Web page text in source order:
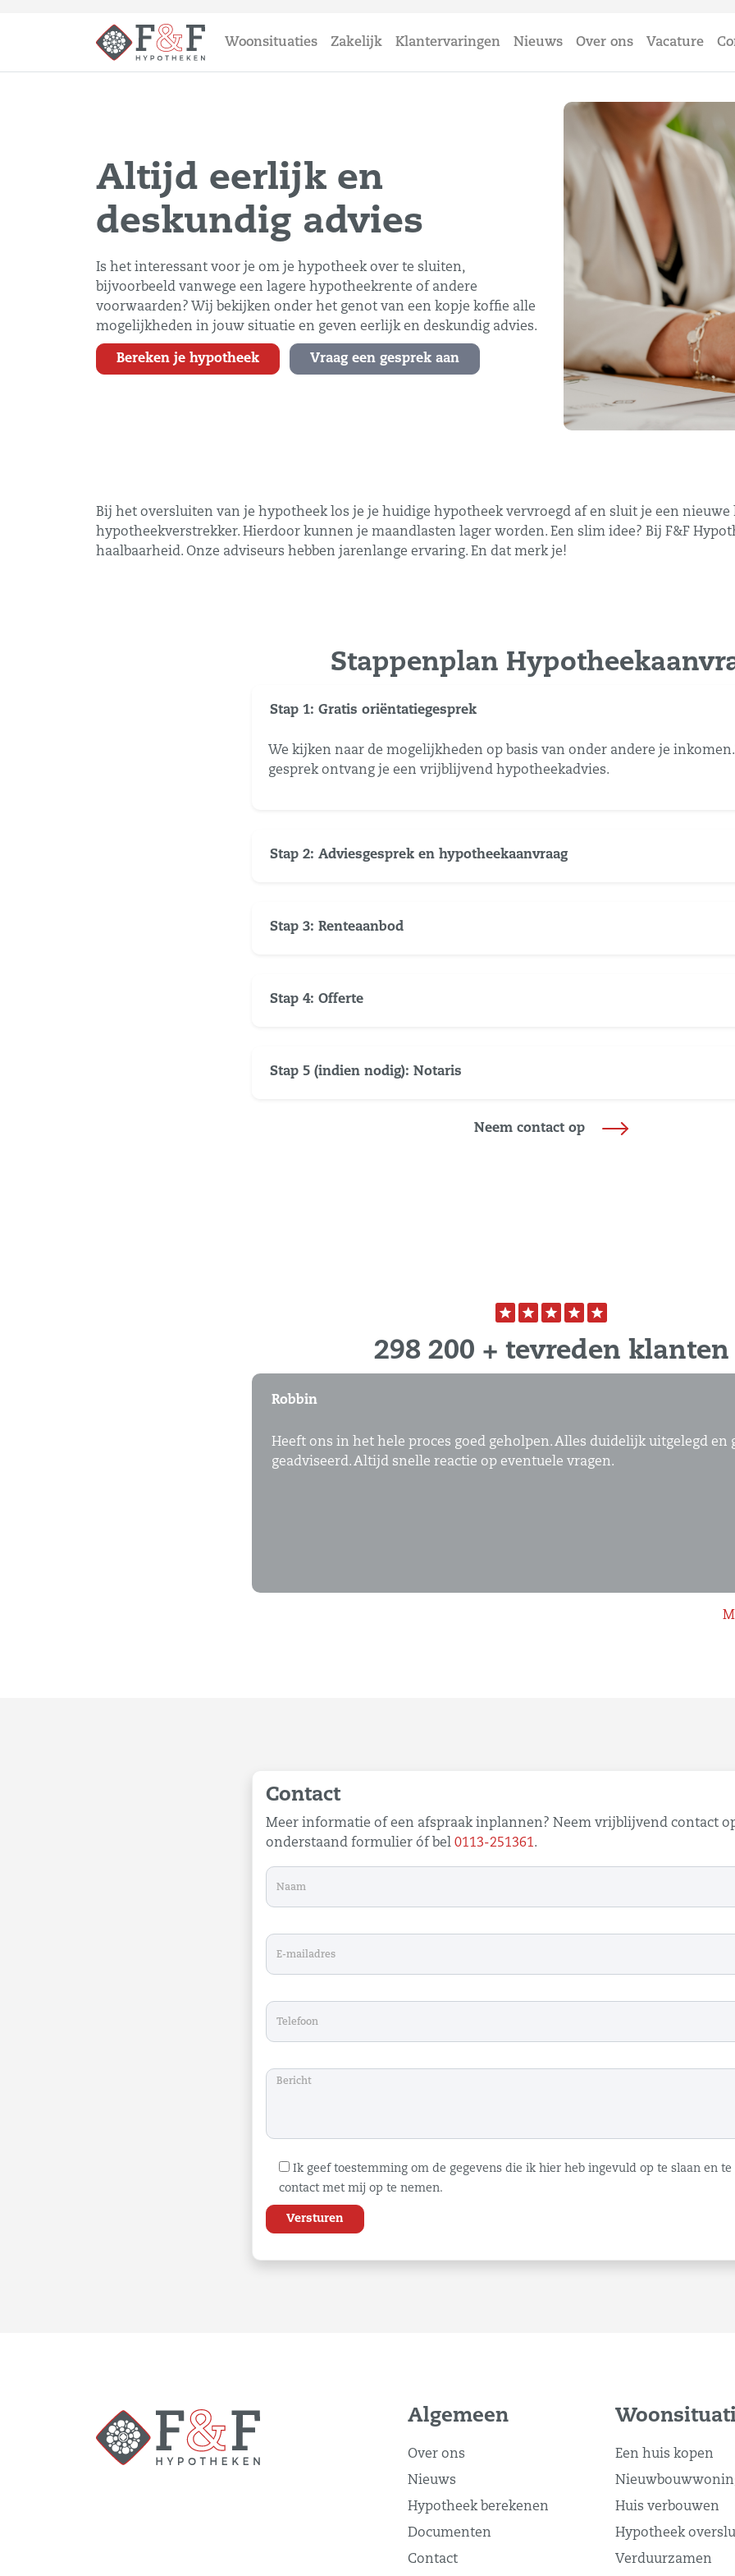
Woonsituaties Zakelijk Klantervaringen Nieuws Over ons Vacature
Altijd eerlijk en
deskundig advies
Is het interessant voor je om je hypotheek over te sluiten,
bijvoorbeeld vanwege een lagere hypotheekrente of andere
voorwaarden? Wij bekijken onder het genot van een kopje koffie alle
mogelijkheden in jouw situatie en geven eerlijk en deskundig advies.
Bereken je hypotheek Vraag een gesprek aan
Bij het oversluiten van je hypotheek los je je huidige hypotheek vervroegd af en sluit je een nieuwe
hypotheekverstrekker. Hierdoor kunnen je maandlasten lager worden. Een slim idee? Bij F&F
haalbaarheid. Onze adviseurs hebben jarenlange ervaring. En dat merk je!
Stappenplan
Stap 1: Gratis oriëntatiegesprek
We kijken naar de mogelijkheden op basis van onder andere je
gesprek ontvang je een vrijblijvend hypotheekadvies.
Stap 2: Adviesgesprek en hypotheekaanvraag
Stap 3: Renteaanbod
Stap 4: Offerte
Stap 5 (indien nodig): Notaris
Neem contact op
298 200 + tevreden klanten
Robbin
Heeft ons in het hele proces goed geholpen. Alles duidelijk uitgelegd en
geadviseerd. Altijd snelle reactie op eventuele vragen.
Contact
Meer informatie of een afspraak inplannen? Neem vrijblijvend contact
onderstaand formulier óf bel 0113-251361.
Ik geef toestemming om de gegevens die ik hier heb ingevuld op te slaan en
contact met mij op te nemen.
Algemeen
Over ons
Nieuws
Hypotheek berekenen
Documenten
Contact
Een huis kopen
Huis verbouwen
Hypotheek
Verduurzamen